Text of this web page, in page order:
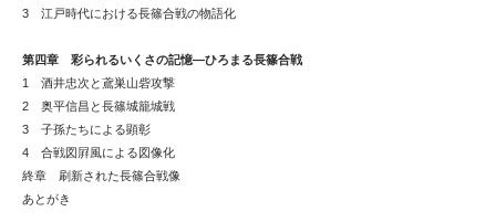
3 江戸時代における長篠合戦の物語化
第四章 彩られるいくさの記憶―ひろまる長篠合戦
1 酒井忠次と鳶巣山砦攻撃
2 奥平信昌と長篠城籠城戦
3 子孫たちによる顕彰
4 合戦図屛風による図像化
終章 刷新された長篠合戦像
あとがき